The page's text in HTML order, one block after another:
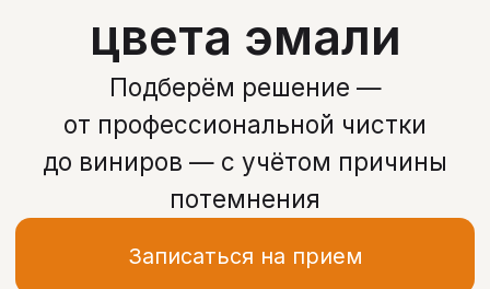
потемнения
Записаться на прием
Получить консультацию